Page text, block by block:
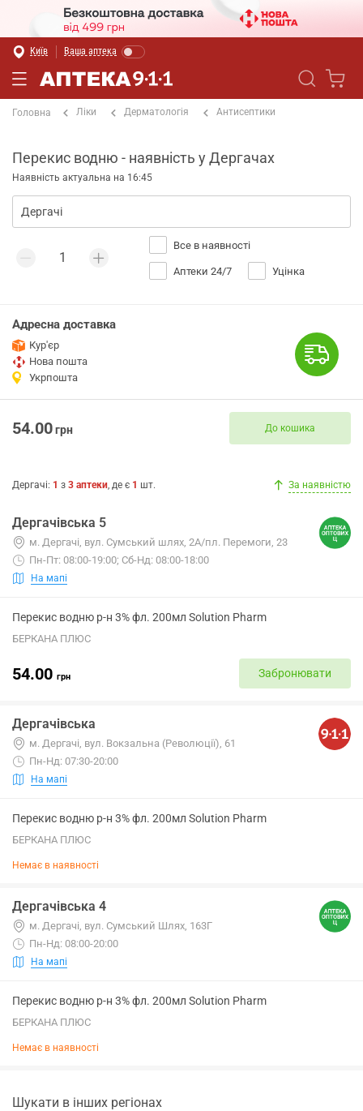
Київ Ваша аптека
Головна Ліки Дерматологія Антисептики
Перекис водню - наявність у Дергачах
Наявність актуальна на 16:45
Все в наявності
Аптеки 24/7 Уцінка
Адресна доставка
Кур'єр
Нова пошта
Укрпошта
54.00грн До кошика
Дергачі: 1 з 3 аптеки, де є 1 шт. За наявністю
Дергачівська 5
м. Дергачі, вул. Сумський шлях, 2А/пл. Перемоги, 23
Пн-Пт: 08:00-19:00; Сб-Нд: 08:00-18:00
На мапі
Перекис водню р-н 3% фл. 200мл Solution Pharm
БЕРКАНА ПЛЮС
54.00 грн Забронювати
Дергачівська
м. Дергачі, вул. Вокзальна (Революції), 61
Пн-Нд: 07:30-20:00
На мапі
Перекис водню р-н 3% фл. 200мл Solution Pharm
БЕРКАНА ПЛЮС
Немає в наявності
Дергачівська 4
м. Дергачі, вул. Сумський Шлях, 163Г
Пн-Нд: 08:00-20:00
На мапі
Перекис водню р-н 3% фл. 200мл Solution Pharm
БЕРКАНА ПЛЮС
Немає в наявності
Шукати в інших регіонах